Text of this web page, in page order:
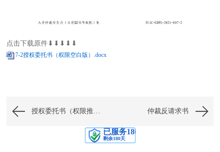
点击下载原件⬇⬇⬇⬇⬇
7-2授权委托书（权限空白版）.docx
授权委托书（权限推荐版） 仲裁反请求书